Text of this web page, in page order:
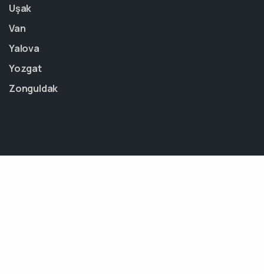
Uşak
Van
Yalova
Yozgat
Zonguldak